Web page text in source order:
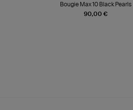
90,00 €
Bougie Max 10 Black Pearls